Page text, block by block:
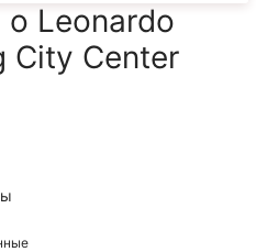
Leonardo
City Center